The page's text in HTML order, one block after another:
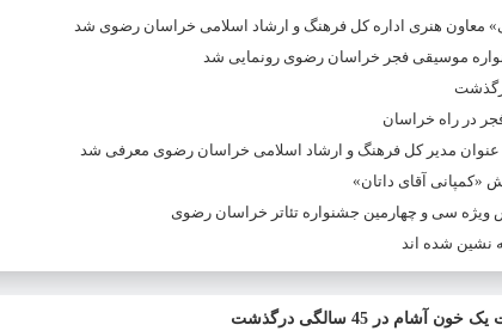
معاون هنری اداره کل فرهنگ و ارشاد اسلامی خراسان رضوی شد
موسیقی فجر خراسان رضوی رونمایی شد
در راه خراسان
مدیر کل فرهنگ و ارشاد اسلامی خراسان رضوی معرفی شد
«کمپانی آقای داتان»
سی و چهارمین جشنواره تئاتر خراسان رضوی
نشین شده اند
آشام در 45 سالگی درگذشت